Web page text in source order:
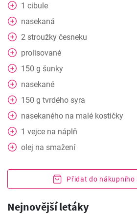
1 cibule
nasekaná
2 stroužky česneku
prolisované
150 g šunky
nasekané
150 g tvrdého syra
nasekaného na malé kostičky
1 vejce na náplň
olej na smažení
Přidat do nákupního
Nejnovější letáky